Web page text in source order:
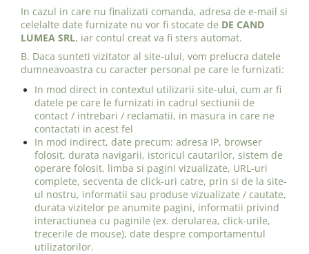
In cazul in care nu finalizati comanda, adresa de e-mail si
celelalte date furnizate nu vor fi stocate de DE CAND
LUMEA SRL, iar contul creat va fi sters automat.
B. Daca sunteti vizitator al site-ului, vom prelucra datele
dumneavoastra cu caracter personal pe care le furnizati:
In mod direct in contextul utilizarii site-ului, cum ar fi
datele pe care le furnizati in cadrul sectiunii de
contact / intrebari / reclamatii, in masura in care ne
contactati in acest fel
In mod indirect, date precum: adresa IP, browser
folosit, durata navigarii, istoricul cautarilor, sistem de
operare folosit, limba si pagini vizualizate, URL-uri
complete, secventa de click-uri catre, prin si de la site-
ul nostru, informatii sau produse vizualizate / cautate,
durata vizitelor pe anumite pagini, informatii privind
interactiunea cu paginile (ex. derularea, click-urile,
trecerile de mouse), date despre comportamentul
utilizatorilor.